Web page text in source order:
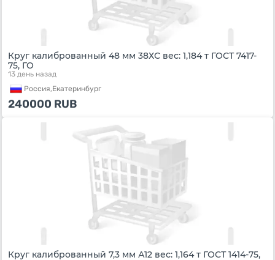
Круг калиброванный 48 мм 38ХС вес: 1,184 т ГОСТ 7417-
75, ГО
13 день назад
Россия,Екатеринбург
240000 RUB
Круг калиброванный 7,3 мм А12 вес: 1,164 т ГОСТ 1414-75,